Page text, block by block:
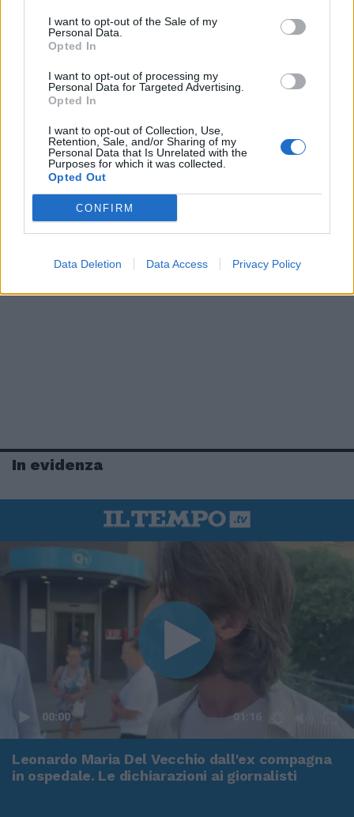
I want to opt-out of the Sale of my
Personal Data.
Opted In
I want to opt-out of processing my
Personal Data for Targeted Advertising.
Opted In
I want to opt-out of Collection, Use,
Retention, Sale, and/or Sharing of my
Personal Data that Is Unrelated with the
Purposes for which it was collected.
Opted Out
CONFIRM
Data Deletion Data Access Privacy Policy
In evidenza
00:00 01:16
Leonardo Maria Del Vecchio dall'ex compagna
in ospedale. Le dichiarazioni ai giornalisti